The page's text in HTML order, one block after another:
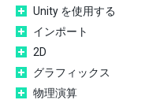
Unity を使用する
インポート
2D
グラフィックス
物理演算